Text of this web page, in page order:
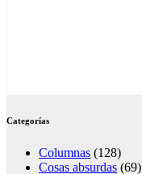
Categorías
Columnas (128)
Cosas absurdas (69)